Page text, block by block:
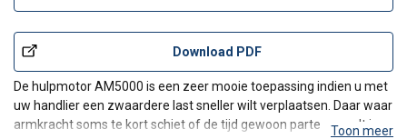
Download PDF
De hulpmotor AM5000 is een zeer mooie toepassing indien u met
uw handlier een zwaardere last sneller wilt verplaatsen. Daar waar
armkracht soms te kort schiet of de tijd gewoon parten speelt is
Toon meer